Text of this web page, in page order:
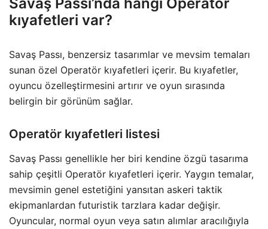
kıyafetleri var?
Savaş Passı, benzersiz tasarımlar ve mevsim temaları
sunan özel Operatör kıyafetleri içerir. Bu kıyafetler,
oyuncu özelleştirmesini artırır ve oyun sırasında
belirgin bir görünüm sağlar.
Operatör kıyafetleri listesi
Savaş Passı genellikle her biri kendine özgü tasarıma
sahip çeşitli Operatör kıyafetleri içerir. Yaygın temalar,
mevsimin genel estetiğini yansıtan askeri taktik
ekipmanlardan futuristik tarzlara kadar değişir.
Oyuncular, normal oyun veya satın alımlar aracılığıyla